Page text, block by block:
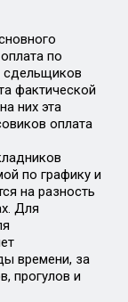
по
сдельщиков
фактической
них эта
оплата
по графику и
на разность
Для
времени, за
прогулов и